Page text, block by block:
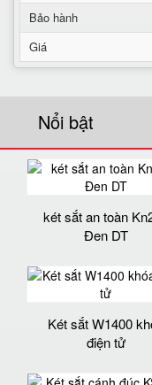
Bảo hành
Giá
Nổi bật
két sắt an toàn
Đen DT
Két sắt W1400
điện tử